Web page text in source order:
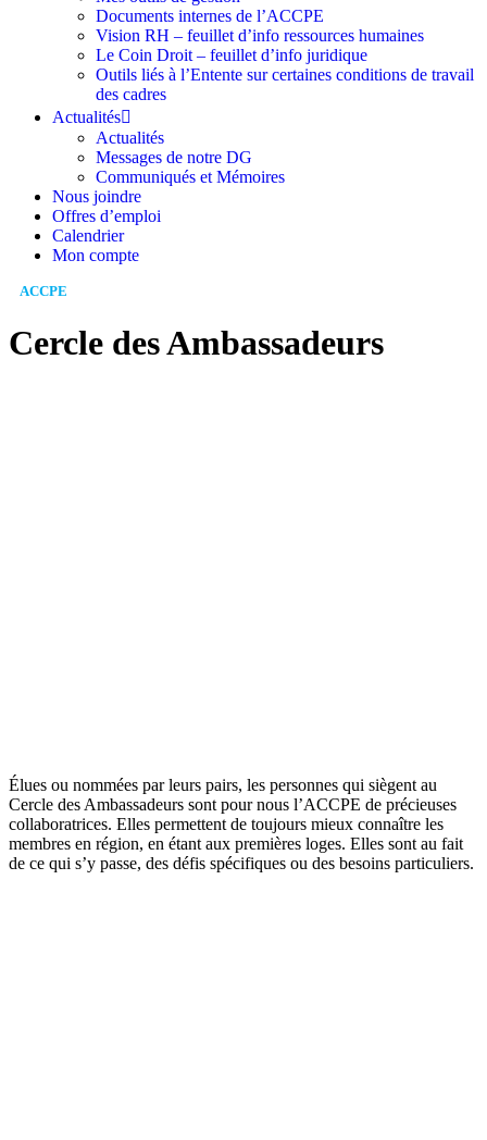
Documents internes de l’ACCPE
Vision RH – feuillet d’info ressources humaines
Le Coin Droit – feuillet d’info juridique
Outils liés à l’Entente sur certaines conditions de travail
des cadres
Actualités
Actualités
Messages de notre DG
Communiqués et Mémoires
Nous joindre
Offres d’emploi
Calendrier
Mon compte
ACCPE
Cercle des Ambassadeurs
Élues ou nommées par leurs pairs, les personnes qui siègent au
Cercle des Ambassadeurs sont pour nous l’ACCPE de précieuses
collaboratrices. Elles permettent de toujours mieux connaître les
membres en région, en étant aux premières loges. Elles sont au fait
de ce qui s’y passe, des défis spécifiques ou des besoins particuliers.